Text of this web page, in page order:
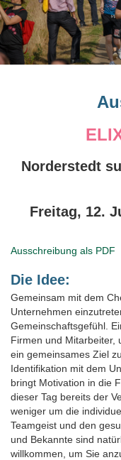
Norderstedt
Freitag, 12.
Ausschreibung als PDF
Die Idee:
Gemeinsam mit dem
Unternehmen
Gemeinschaftsgefühl.
Firmen und Mitarbeiter,
ein gemeinsames Ziel
Identifikation mit dem
bringt Motivation in die
dieser Tag bereits der
weniger um die
Teamgeist und den
und Bekannte sind
willkommen, um Sie